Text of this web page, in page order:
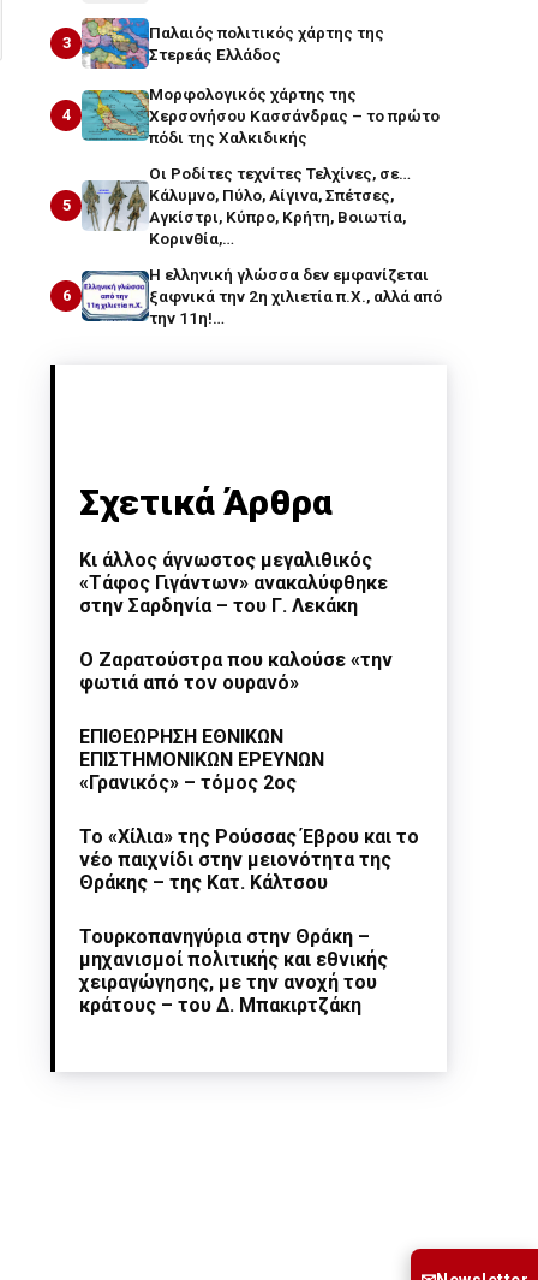
3
Παλαιός πολιτικός χάρτης της
Στερεάς Ελλάδος
4
Μορφολογικός χάρτης της
Χερσονήσου Κασσάνδρας – το πρώτο
πόδι της Χαλκιδικής
5
Οι Ροδίτες τεχνίτες Τελχίνες, σε…
Κάλυμνο, Πύλο, Αίγινα, Σπέτσες,
Αγκίστρι, Κύπρο, Κρήτη, Βοιωτία,
Κορινθία,…
6
Η ελληνική γλώσσα δεν εμφανίζεται
ξαφνικά την 2η χιλιετία π.Χ., αλλά από
την 11η!…
Σχετικά Άρθρα
Κι άλλος άγνωστος μεγαλιθικός
«Τάφος Γιγάντων» ανακαλύφθηκε
στην Σαρδηνία – του Γ. Λεκάκη
Ο Ζαρατούστρα που καλούσε «την
φωτιά από τον ουρανό»
ΕΠΙΘΕΩΡΗΣΗ ΕΘΝΙΚΩΝ
ΕΠΙΣΤΗΜΟΝΙΚΩΝ ΕΡΕΥΝΩΝ
«Γρανικός» – τόμος 2ος
Το «Χίλια» της Ρούσσας Έβρου και το
νέο παιχνίδι στην μειονότητα της
Θράκης – της Κατ. Κάλτσου
Τουρκοπανηγύρια στην Θράκη –
μηχανισμοί πολιτικής και εθνικής
χειραγώγησης, με την ανοχή του
κράτους – του Δ. Μπακιρτζάκη